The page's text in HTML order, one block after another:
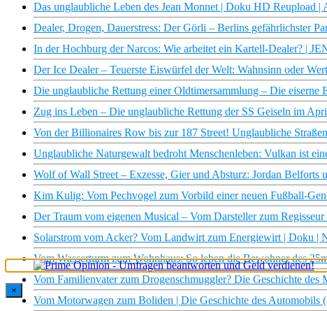
Das unglaubliche Leben des Jean Monnet | Doku HD Reupload |
Dealer, Drogen, Dauerstress: Der Görli – Berlins gefährlichster
In der Hochburg der Narcos: Wie arbeitet ein Kartell-Dealer? |
Der Ice Dealer – Teuerste Eiswürfel der Welt: Wahnsinn oder
Die unglaubliche Rettung einer Oldtimersammlung – Die eiserne
Zug ins Leben – Die unglaubliche Rettung der SS Geiseln im
Von der Billionaires Row bis zur 187 Street! Unglaubliche
Unglaubliche Naturgewalt bedroht Menschenleben: Vulkan ist
Wolf of Wall Street – Exzesse, Gier und Absturz: Jordan Belforts
Kim Kulig: Vom Pechvogel zum Vorbild einer neuen Fußball-
Der Traum vom eigenen Musical – Vom Darsteller zum
Solarstrom vom Acker? Vom Landwirt zum Energiewirt | Doku |
Vom Wasserturm zum Wohnhaus: So leben die Bewohner des
Vom Familienvater zum Drogenschmuggler? Die Geschichte
Vom Motorwagen zum Boliden | Die Geschichte des
×